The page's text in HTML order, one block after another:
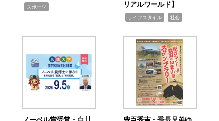
スポーツ
リアルワールド】
ライフスタイル 社会
ノーベル賞受賞・白川
豊臣秀吉・秀長兄弟ゆ